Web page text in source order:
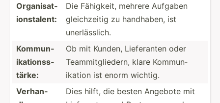
Organi­sat­
ion­sta­lent:
Die Fähigkeit, mehrere Aufgaben
gleich­zeitig zu handhaben, ist
unerlä­sslich.
Kommun­
ika­tio­nss­
tärke:
Ob mit Kunden, Liefer­anten oder
Teammi­tgl­iedern, klare Kommun­
ikation ist enorm wichtig.
Verhan­
Dies hilft, die besten Angebote mit